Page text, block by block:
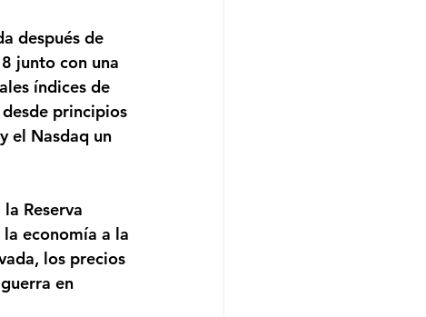
después de
junto con una
índices de
principios
el Nasdaq un
Reserva
economía a la
los precios
en